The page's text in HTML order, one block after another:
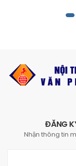
ĐĂNG
Nhận thông tin